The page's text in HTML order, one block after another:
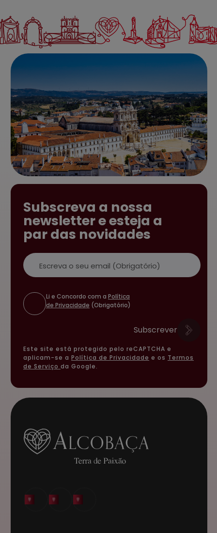
Subscreva a nossa
newsletter e esteja a
par das novidades
Email
Li e Concordo com a Política
de Privacidade (Obrigatório)
Subscrever
Este site está protegido pelo reCAPTCHA e
aplicam-se a Política de Privacidade e os Termos
de Serviço da Google.